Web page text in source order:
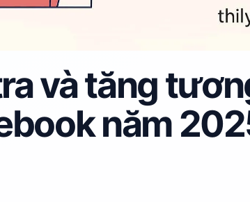
và tăng
năm